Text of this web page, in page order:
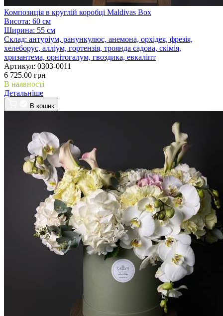
Композиція в круглій коробці Maldivas Box
Висота: 60 см
Ширина: 55 см
Склад: антуріум, ранункулюс, анемона, орхідея, фрезія,
хелеборус, алліум, гортензія, троянда садова, скімія,
хризантема, орнітогалум, гвоздика, евкаліпт
Артикул: 0303-0011
6 725.00 грн
В наявності
Детальніше
В кошик